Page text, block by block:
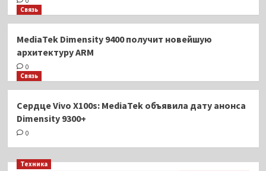
Связь
MediaTek Dimensity 9400 получит новейшую
архитектуру ARM
0
Связь
Сердце Vivo X100s: MediaTek объявила дату анонса
Dimensity 9300+
0
Техника